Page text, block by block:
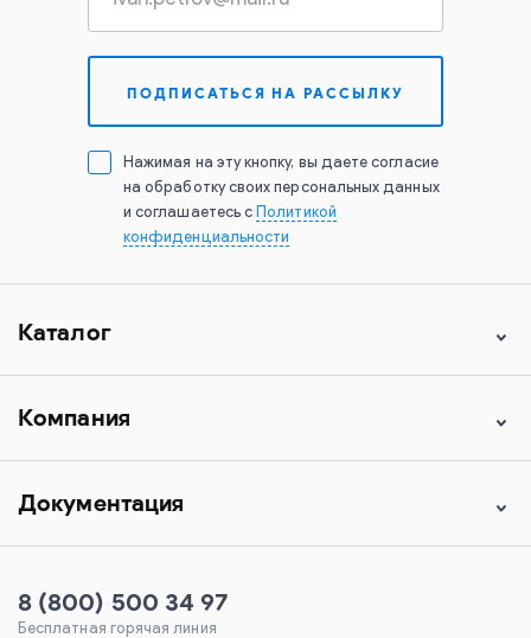
Нажимая на эту кнопку, вы даете согласие
на обработку своих персональных данных
и соглашаетесь с Политикой
конфиденциальности
Каталог
Компания
Документация
8 (800) 500 34 97
Бесплатная горячая линия